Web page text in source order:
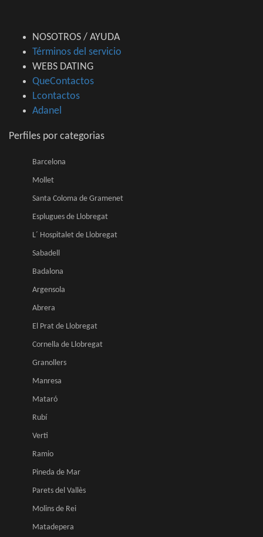
NOSOTROS / AYUDA
Términos del servicio
WEBS DATING
QueContactos
Lcontactos
Adanel
Perfiles por categorias
Barcelona
Mollet
Santa Coloma de Gramenet
Esplugues de Llobregat
L´ Hospitalet de Llobregat
Sabadell
Badalona
Argensola
Abrera
El Prat de Llobregat
Cornella de Llobregat
Granollers
Manresa
Mataró
Rubí
Verti
Ramio
Pineda de Mar
Parets del Vallès
Molins de Rei
Matadepera